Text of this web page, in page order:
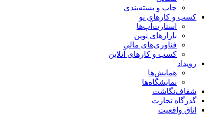
چاپ و بسته‌بندی
کسب و کارهای نو
استارت‌آپ‌ها
بازارهای نوین
فناوری‌های مالی
کسب و کارهای آنلاین
رویداد
همایش‌ها
نمایشگاه‌ها
شفاف‌نگاشت
گذرگاه تجارت
اتاق واقعیت